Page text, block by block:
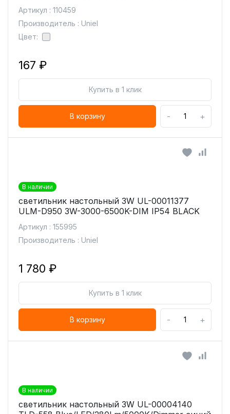
Артикул : 110459
Производитель : Uniel
Цвет:
167 ₽
Купить в 1 клик
В корзину - +
В наличии
светильник настольный 3W UL-00011377
ULM-D950 3W-3000-6500K-DIM IP54 BLACK
Артикул : 155995
Производитель : Uniel
1 780 ₽
Купить в 1 клик
В корзину - +
В наличии
светильник настольный 3W UL-00004140